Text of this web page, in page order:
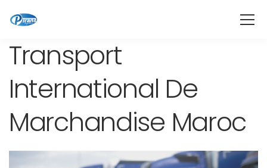
Transport
International De
Marchandise Maroc